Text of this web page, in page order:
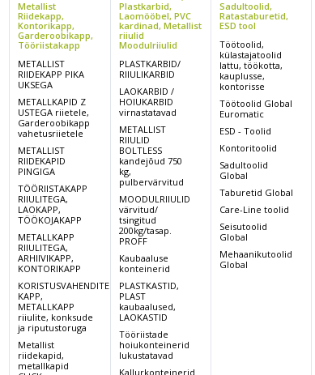
Metallist
Riidekapp,
Kontorikapp,
Garderoobikapp,
Tööriistakapp
METALLIST
RIIDEKAPP PIKA
UKSEGA
METALLKAPID Z
USTEGA riietele,
Garderoobikapp
vahetusriietele
METALLIST
RIIDEKAPID
PINGIGA
TÖÖRIISTAKAPP
RIIULITEGA,
LAOKAPP,
TÖÖKOJAKAPP
METALLKAPP
RIIULITEGA,
ARHIIVIKAPP,
KONTORIKAPP
KORISTUSVAHENDITE
KAPP,
METALLKAPP
riiulite, konksude
ja riputustoruga
Metallist
riidekapid,
metallkapid
Plastkarbid,
Laomööbel, PVC
kardinad, Metallist
riiulid
Moodulriiulid
PLASTKARBID/
RIIULIKARBID
LAOKARBID /
HOIUKARBID
virnastatavad
METALLIST
RIIULID
BOLTLESS
kandejõud 750
kg,
pulbervärvitud
MOODULRIIULID
värvitud/
tsingitud
200kg/tasap.
PROFF
Kaubaaluse
konteinerid
PLASTKASTID,
PLAST
kaubaalused,
LAOKASTID
Tööriistade
hoiukonteinerid
lukustatavad
Kallurkonteinerid
Sadultoolid,
Ratastaburetid,
ESD tool
Töötoolid,
külastajatoolid
lattu, töökotta,
kauplusse,
kontorisse
Töötoolid Global
Euromatic
ESD - Toolid
Kontoritoolid
Sadultoolid
Global
Taburetid Global
Care-Line toolid
Seisutoolid
Global
Mehaanikutoolid
Global